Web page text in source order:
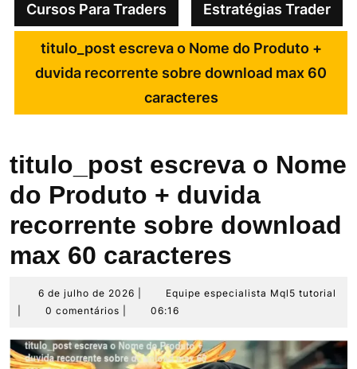
Cursos Para Traders Estratégias Trader
titulo_post escreva o Nome do Produto +
duvida recorrente sobre download max 60
caracteres
titulo_post escreva o Nome
do Produto + duvida
recorrente sobre download
max 60 caracteres
6 de julho de 2026
de
de
2026
Equipe especialista Mql5 tutorial
0 comentários 06:16